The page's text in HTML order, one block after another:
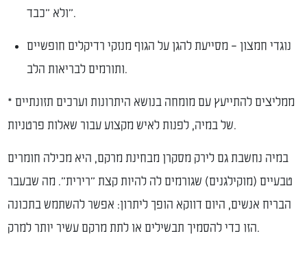
ולא "כבד".
נוגדי חמצון – מסייעת להגן על הגוף מנזקי רדיקלים חופשיים
ותורמים לבריאות הלב.
* ממליצים להתייעץ עם מומחה בנושא היתרונות וערכים תזונתיים
של במיה, לפנות לאיש מקצוע עבור שאלות פרטניות.
במיה נחשבת גם לירק מסקרן מבחינת מרקם, היא מכילה חומרים
טבעיים (מוקילגנים) שגורמים לה להיות קצת "רירית". מה שבעבר
הבריח אנשים, היום דווקא הופך ליתרון: אפשר להשתמש בתכונה
הזו כדי להסמיך תבשילים או לתת מרקם עשיר יותר למרק.